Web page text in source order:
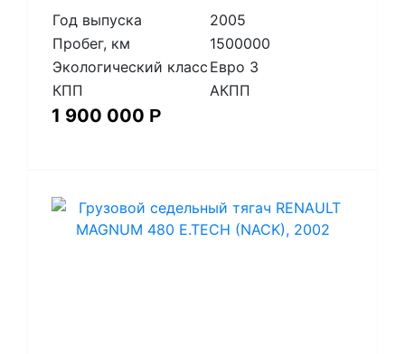
Год выпуска
2005
Пробег, км
1500000
Экологический класс Евро 3
КПП
АКПП
1 900 000 Р